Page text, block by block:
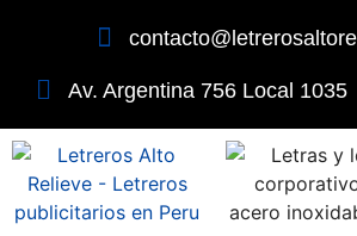
Av. Argentina 756 Local 1035